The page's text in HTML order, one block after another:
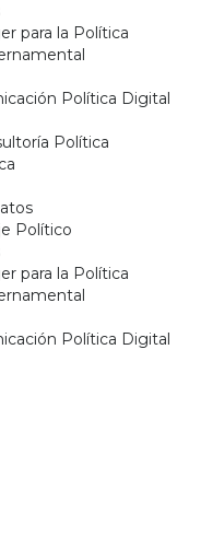
para la Política
Política Digital
Política
Político
para la Política
Política Digital